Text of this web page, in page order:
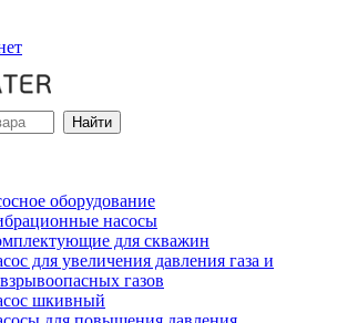
оборудование
насосы
для скважин
для увеличения давления газа и
газов
шкивный